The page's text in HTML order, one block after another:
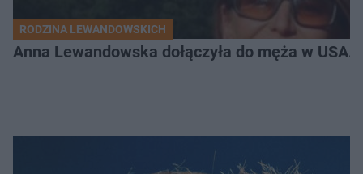
RODZINA LEWANDOWSKICH
Anna Lewandowska dołączyła do męża w